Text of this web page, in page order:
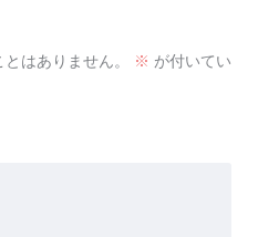
はありません。 ※ が付いてい